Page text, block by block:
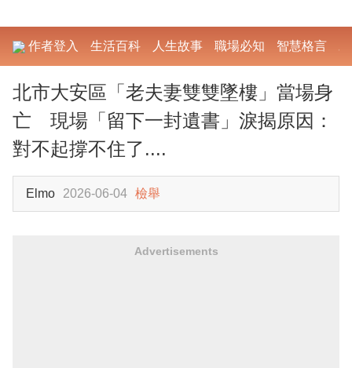
作者登入 生活百科 人生故事 職場必知 智慧格言
北市大安區「老夫妻雙雙墜樓」當場身
亡 現場「留下一封遺書」淚揭原因：
對不起撐不住了....
Elmo 2026-06-04 檢舉
Advertisements